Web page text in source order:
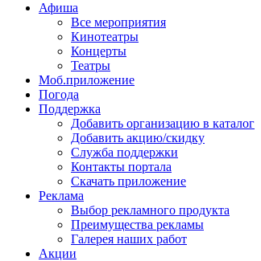
Афиша
Все мероприятия
Кинотеатры
Концерты
Театры
Моб.приложение
Погода
Поддержка
Добавить организацию в каталог
Добавить акцию/скидку
Служба поддержки
Контакты портала
Скачать приложение
Реклама
Выбор рекламного продукта
Преимущества рекламы
Галерея наших работ
Акции